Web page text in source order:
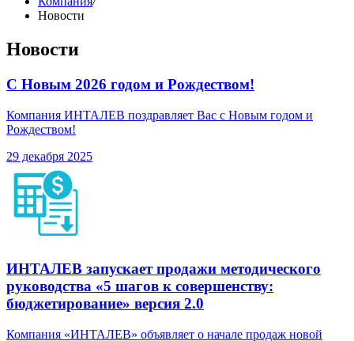
Новости
Новости
С Новым 2026 годом и Рождеством!
Компания ИНТАЛЕВ поздравляет Вас с Новым годом и
Рождеством!
29 декабря 2025
ИНТАЛЕВ запускает продажи методического
руководства «5 шагов к совершенству:
бюджетирование» версия 2.0
Компания «ИНТАЛЕВ» объявляет о начале продаж новой